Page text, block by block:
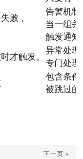
败，
告警机制
当一组
触发通知
才触发。
异常处
专门处
包含条
被跳过
下一页 »